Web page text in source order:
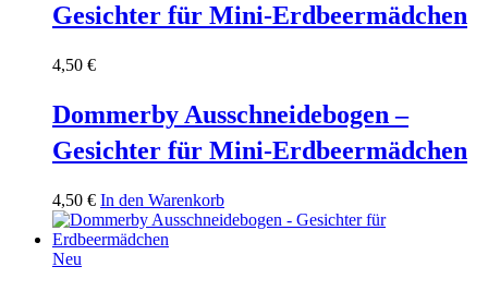
Gesichter für Mini-Erdbeermädchen
4,50 €
Dommerby Ausschneidebogen –
Gesichter für Mini-Erdbeermädchen
4,50 € In den Warenkorb
Neu